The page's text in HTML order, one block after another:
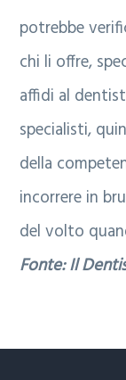
potrebbe
chi li offre,
affidi al
specialisti,
della
incorrere in
del volto
Fonte: Il